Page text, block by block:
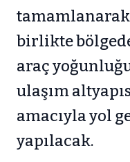
tamamlanarak
birlikte
araç
ulaşım
amacıyla yol
yapılacak.